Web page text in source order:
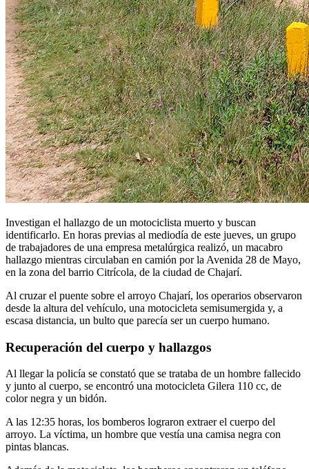
Investigan el hallazgo de un motociclista muerto y buscan
identificarlo. En horas previas al mediodía de este jueves, un grupo
de trabajadores de una empresa metalúrgica realizó, un macabro
hallazgo mientras circulaban en camión por la Avenida 28 de Mayo,
en la zona del barrio Citrícola, de la ciudad de Chajarí.
Al cruzar el puente sobre el arroyo Chajarí, los operarios observaron
desde la altura del vehículo, una motocicleta semisumergida y, a
escasa distancia, un bulto que parecía ser un cuerpo humano.
Recuperación del cuerpo y hallazgos
Al llegar la policía se constató que se trataba de un hombre fallecido
y junto al cuerpo, se encontró una motocicleta Gilera 110 cc, de
color negra y un bidón.
A las 12:35 horas, los bomberos lograron extraer el cuerpo del
arroyo. La víctima, un hombre que vestía una camisa negra con
pintas blancas.